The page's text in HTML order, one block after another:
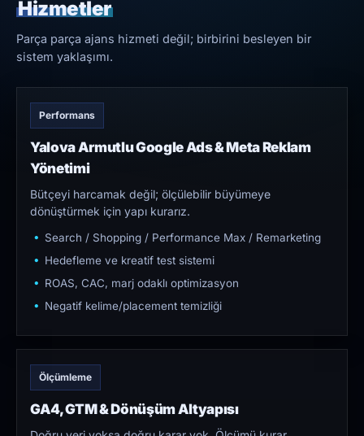
Hizmetler
Parça parça ajans hizmeti değil; birbirini besleyen bir
sistem yaklaşımı.
Performans
Yalova Armutlu Google Ads & Meta Reklam
Yönetimi
Bütçeyi harcamak değil; ölçülebilir büyümeye
dönüştürmek için yapı kurarız.
Search / Shopping / Performance Max / Remarketing
Hedefleme ve kreatif test sistemi
ROAS, CAC, marj odaklı optimizasyon
Negatif kelime/placement temizliği
Ölçümleme
GA4, GTM & Dönüşüm Altyapısı